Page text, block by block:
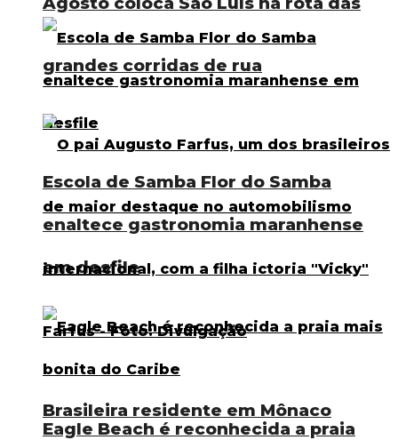
Escola de Samba Flor do Samba
enaltece gastronomia maranhense
em desfile
Eagle Beach é reconhecida a praia
grandes corridas de rua
Brasileira residente em Mônaco